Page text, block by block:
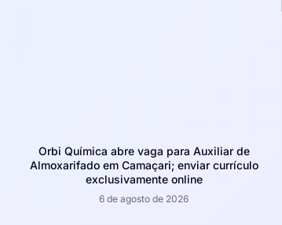
Orbi Química abre vaga para Auxiliar de
Almoxarifado em Camaçari; enviar currículo
exclusivamente online
6 de agosto de 2026